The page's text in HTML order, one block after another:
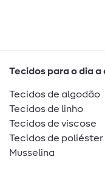
Tecidos para o dia a
Tecidos de algodão
Tecidos de linho
Tecidos de viscose
Tecidos de poliéster
Musselina